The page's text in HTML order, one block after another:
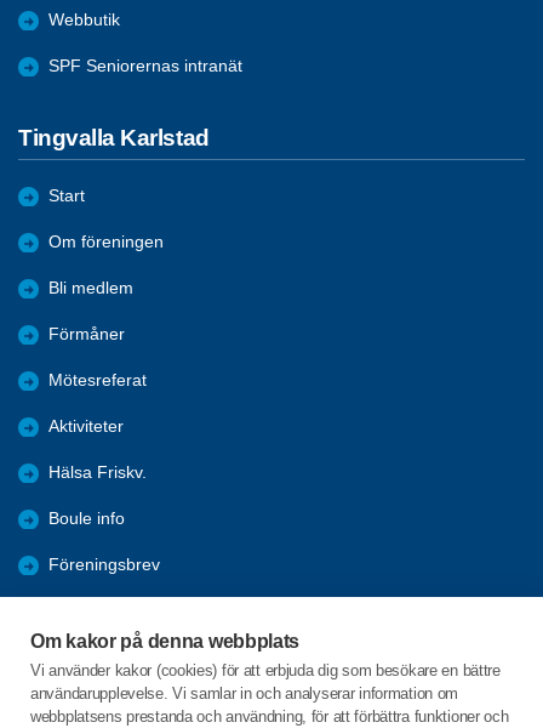
Om kakor på denna webbplats
Vi använder kakor (cookies) för att erbjuda dig som besökare en bättre
användarupplevelse. Vi samlar in och analyserar information om
webbplatsens prestanda och användning, för att förbättra funktioner och
Webbutik
SPF Seniorernas intranät
Tingvalla Karlstad
Start
Om föreningen
Bli medlem
Förmåner
Mötesreferat
Aktiviteter
Hälsa Friskv.
Boule info
Föreningsbrev
Årsmötes handlingar 25/26
Kommande Månadsmöte